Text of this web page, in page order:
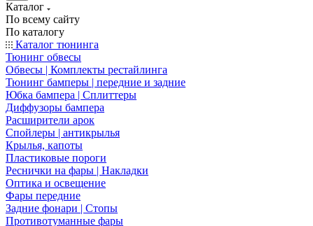
Каталог
По всему сайту
По каталогу
Каталог тюнинга
Тюнинг обвесы
Обвесы | Комплекты рестайлинга
Тюнинг бамперы | передние и задние
Юбка бампера | Сплиттеры
Диффузоры бампера
Расширители арок
Спойлеры | антикрылья
Крылья, капоты
Пластиковые пороги
Реснички на фары | Накладки
Оптика и освещение
Фары передние
Задние фонари | Стопы
Противотуманные фары